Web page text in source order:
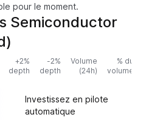
pour le moment.
Semiconductor
+2%
depth
-2%
depth
Volume
(24h)
% du
volume
Investissez en pilote
automatique